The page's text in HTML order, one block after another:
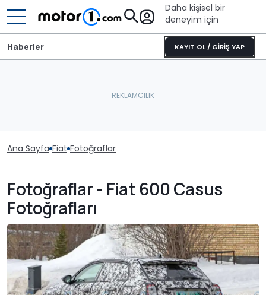
Daha kişisel bir
deneyim için
KAYIT OL / GİRİŞ YAP
Haberler
Ana Sayfa Fiat Fotoğraflar
Fotoğraflar - Fiat 600 Casus
Fotoğrafları